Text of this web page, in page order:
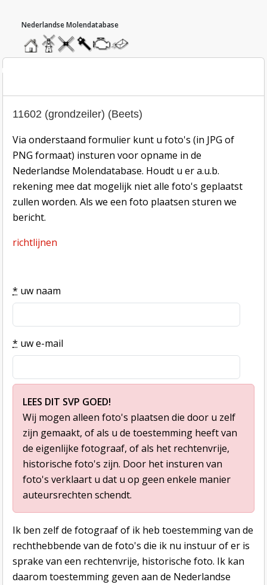
homemolendatabase
roedendatabase
assendatabase
motorendatabase
stuur
een
inzend-formulier
11602 (grondzeiler) (Beets)
Via onderstaand formulier kunt u foto's (in JPG of
PNG formaat) insturen voor opname in de
Nederlandse Molendatabase. Houdt u er a.u.b.
rekening mee dat mogelijk niet alle foto's geplaatst
zullen worden. Als we een foto plaatsen sturen we
bericht.
richtlijnen
* uw naam
* uw e-mail
LEES DIT SVP GOED!
Wij mogen alleen foto's plaatsen die door u zelf
zijn gemaakt, of als u de toestemming heeft van
de eigenlijke fotograaf, of als het rechtenvrije,
historische foto's zijn. Door het insturen van
foto's verklaart u dat u op geen enkele manier
auteursrechten schendt.
Ik ben zelf de fotograaf of ik heb toestemming van de
rechthebbende van de foto's die ik nu instuur of er is
sprake van een rechtenvrije, historische foto. Ik kan
daarom toestemming geven aan de Nederlandse